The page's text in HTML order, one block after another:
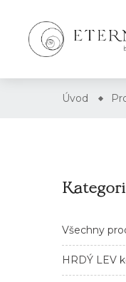
Úvod
Všechny
HRDÝ LEV